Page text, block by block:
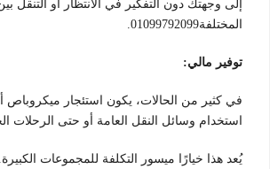
إلى وجهتك دون التفكير في الانتظار أو التنقل
المختلفة01099792099.
توفير مالي:
في كثير من الحالات، يكون استئجار ميكروباص
استخدام وسائل النقل العامة أو حتى الرحلات
يُعد هذا خيارًا ميسور التكلفة للمجموعات الكبيرة.